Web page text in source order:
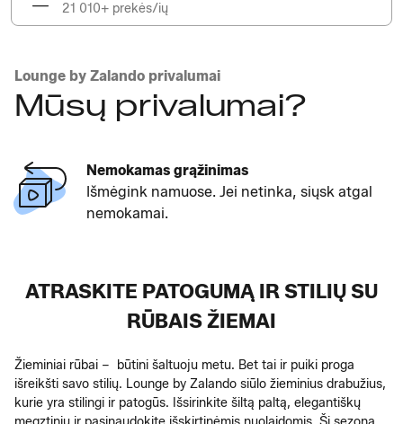
21 010+ prekės/ių
Lounge by Zalando privalumai
Mūsų privalumai?
Nemokamas grąžinimas
Išmėgink namuose. Jei netinka, siųsk atgal
nemokamai.
ATRASKITE PATOGUMĄ IR STILIŲ SU
RŪBAIS ŽIEMAI
Žieminiai rūbai – būtini šaltuoju metu. Bet tai ir puiki proga
išreikšti savo stilių. Lounge by Zalando siūlo žieminius drabužius,
kurie yra stilingi ir patogūs. Išsirinkite šiltą paltą, elegantiškų